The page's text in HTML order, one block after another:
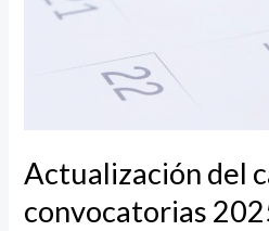
Actualización del
convocatorias